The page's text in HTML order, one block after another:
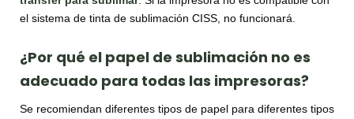
el sistema de tinta de sublimación CISS, no funcionará.
¿Por qué el papel de sublimación no es
adecuado para todas las impresoras?
Se recomiendan diferentes tipos de papel para diferentes tipos